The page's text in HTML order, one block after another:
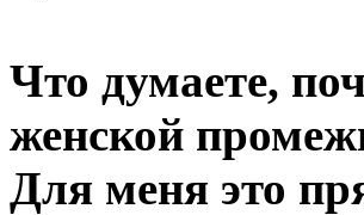
Что думаете,
женской
Для меня это